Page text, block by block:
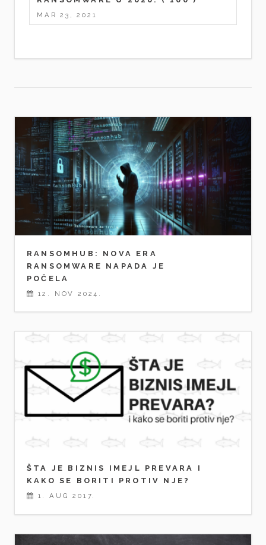
MAR 23, 2021
RANSOMHUB: NOVA ERA
RANSOMWARE NAPADA JE
POČELA
12. NOV 2024.
ŠTA JE BIZNIS IMEJL PREVARA I
KAKO SE BORITI PROTIV NJE?
1. AUG 2017.